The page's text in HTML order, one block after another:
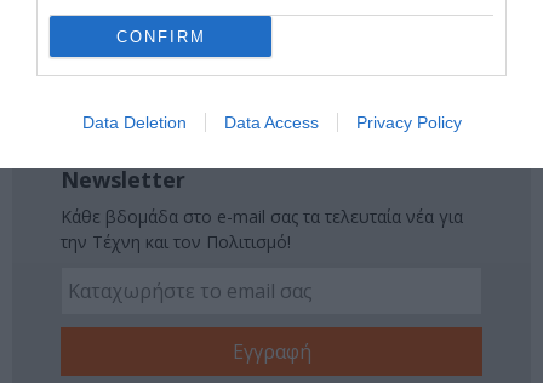
CONFIRM
Data Deletion Data Access Privacy Policy
ΔΗΜΗΤΡΗΣ ΚΑΤΑΛΕΙΦΟΣ
Newsletter
Κάθε βδομάδα στο e-mail σας τα τελευταία νέα για
την Τέχνη και τον Πολιτισμό!